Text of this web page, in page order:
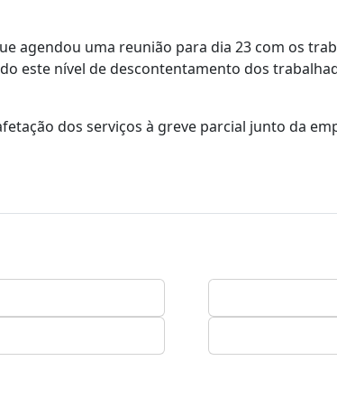
agendou uma reunião para dia 23 com os
este nível de descontentamento dos
dos serviços à greve parcial junto da